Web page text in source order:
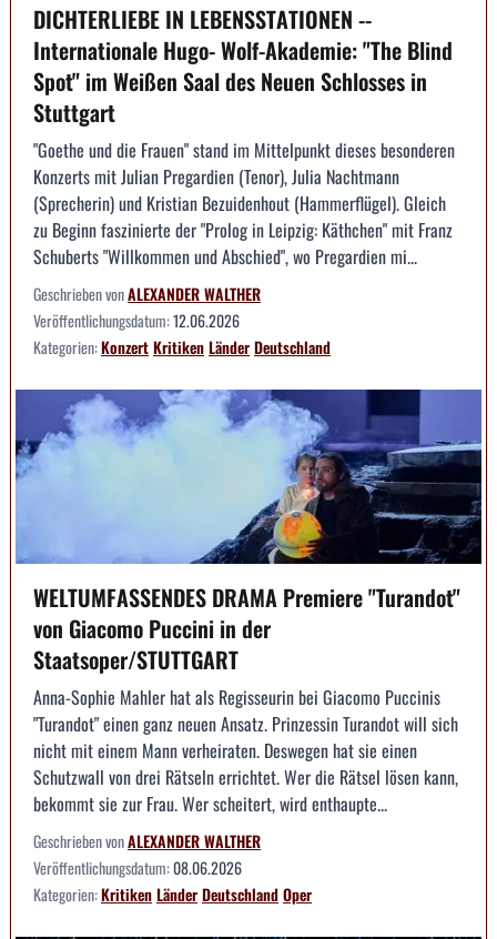
DICHTERLIEBE IN LEBENSSTATIONEN --
Internationale Hugo- Wolf-Akademie: "The Blind
Spot" im Weißen Saal des Neuen Schlosses in
Stuttgart
"Goethe und die Frauen" stand im Mittelpunkt dieses besonderen
Konzerts mit Julian Pregardien (Tenor), Julia Nachtmann
(Sprecherin) und Kristian Bezuidenhout (Hammerflügel). Gleich
zu Beginn faszinierte der "Prolog in Leipzig: Käthchen" mit Franz
Schuberts "Willkommen und Abschied", wo Pregardien mi...
Geschrieben vonALEXANDER WALTHER
Veröffentlichungsdatum:12.06.2026
Kategorien:KonzertKritikenLänderDeutschland
WELTUMFASSENDES DRAMA Premiere "Turandot"
von Giacomo Puccini in der
Staatsoper/STUTTGART
Anna-Sophie Mahler hat als Regisseurin bei Giacomo Puccinis
"Turandot" einen ganz neuen Ansatz. Prinzessin Turandot will sich
nicht mit einem Mann verheiraten. Deswegen hat sie einen
Schutzwall von drei Rätseln errichtet. Wer die Rätsel lösen kann,
bekommt sie zur Frau. Wer scheitert, wird enthaupte...
Geschrieben vonALEXANDER WALTHER
Veröffentlichungsdatum:08.06.2026
Kategorien:KritikenLänderDeutschlandOper